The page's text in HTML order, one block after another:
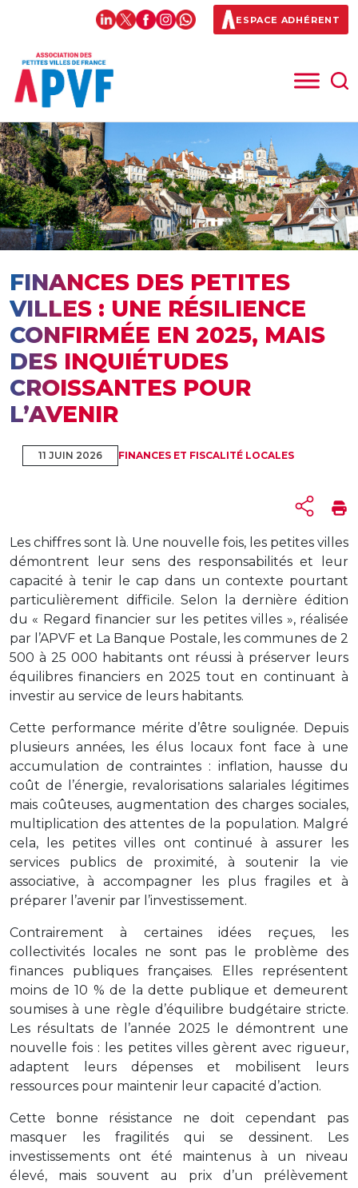
ESPACE ADHÉRENT
FINANCES DES PETITES
VILLES : UNE RÉSILIENCE
CONFIRMÉE EN 2025, MAIS
DES INQUIÉTUDES
CROISSANTES POUR
L’AVENIR
11 JUIN 2026 FINANCES ET FISCALITÉ LOCALES
Les chiffres sont là. Une nouvelle fois, les petites villes
démontrent leur sens des responsabilités et leur
capacité à tenir le cap dans un contexte pourtant
particulièrement difficile. Selon la dernière édition
du « Regard financier sur les petites villes », réalisée
par l’APVF et La Banque Postale, les communes de 2
500 à 25 000 habitants ont réussi à préserver leurs
équilibres financiers en 2025 tout en continuant à
investir au service de leurs habitants.
Cette performance mérite d’être soulignée. Depuis
plusieurs années, les élus locaux font face à une
accumulation de contraintes : inflation, hausse du
coût de l’énergie, revalorisations salariales légitimes
mais coûteuses, augmentation des charges sociales,
multiplication des attentes de la population. Malgré
cela, les petites villes ont continué à assurer les
services publics de proximité, à soutenir la vie
associative, à accompagner les plus fragiles et à
préparer l’avenir par l’investissement.
Contrairement à certaines idées reçues, les
collectivités locales ne sont pas le problème des
finances publiques françaises. Elles représentent
moins de 10 % de la dette publique et demeurent
soumises à une règle d’équilibre budgétaire stricte.
Les résultats de l’année 2025 le démontrent une
nouvelle fois : les petites villes gèrent avec rigueur,
adaptent leurs dépenses et mobilisent leurs
ressources pour maintenir leur capacité d’action.
Cette bonne résistance ne doit cependant pas
masquer les fragilités qui se dessinent. Les
investissements ont été maintenus à un niveau
élevé, mais souvent au prix d’un prélèvement